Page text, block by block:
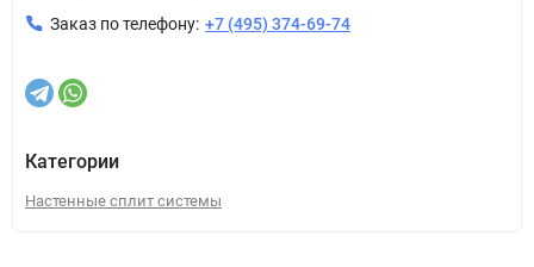
Заказ по телефону: +7 (495) 374-69-74
Категории
Настенные сплит системы